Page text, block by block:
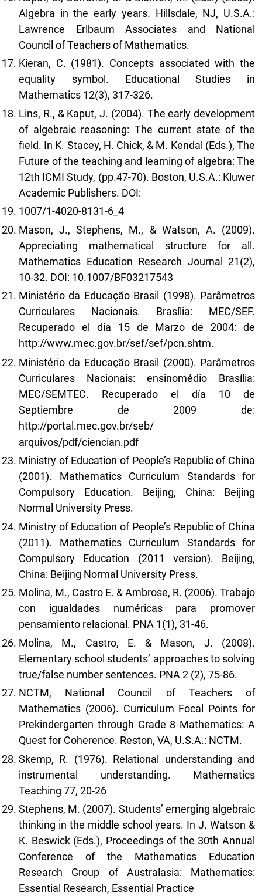
Algebra in the early years. Hillsdale, NJ, U.S.A.:
Lawrence Erlbaum Associates and National
Council of Teachers of Mathematics.
Kieran, C. (1981). Concepts associated with the
equality symbol. Educational Studies in
Mathematics 12(3), 317-326.
Lins, R., & Kaput, J. (2004). The early development
of algebraic reasoning: The current state of the
field. In K. Stacey, H. Chick, & M. Kendal (Eds.), The
Future of the teaching and learning of algebra: The
12th ICMI Study, (pp.47-70). Boston, U.S.A.: Kluwer
Academic Publishers. DOI:
1007/1-4020-8131-6_4
Mason, J., Stephens, M., & Watson, A. (2009).
Appreciating mathematical structure for all.
Mathematics Education Research Journal 21(2),
10-32. DOI: 10.1007/BF03217543
Ministério da Educação Brasil (1998). Parâmetros
Curriculares Nacionais. Brasília: MEC/SEF.
Recuperado el día 15 de Marzo de 2004: de
http://www.mec.gov.br/sef/sef/pcn.shtm.
Ministério da Educação Brasil (2000). Parâmetros
Curriculares Nacionais: ensinomédio Brasília:
MEC/SEMTEC. Recuperado el día 10 de
Septiembre de 2009 de:
http://portal.mec.gov.br/seb/
arquivos/pdf/ciencian.pdf
Ministry of Education of People’s Republic of China
(2001). Mathematics Curriculum Standards for
Compulsory Education. Beijing, China: Beijing
Normal University Press.
Ministry of Education of People’s Republic of China
(2011). Mathematics Curriculum Standards for
Compulsory Education (2011 version). Beijing,
China: Beijing Normal University Press.
Molina, M., Castro E. & Ambrose, R. (2006). Trabajo
con igualdades numéricas para promover
pensamiento relacional. PNA 1(1), 31-46.
Molina, M., Castro, E. & Mason, J. (2008).
Elementary school students’ approaches to solving
true/false number sentences. PNA 2 (2), 75-86.
NCTM, National Council of Teachers of
Mathematics (2006). Curriculum Focal Points for
Prekindergarten through Grade 8 Mathematics: A
Quest for Coherence. Reston, VA, U.S.A.: NCTM.
Skemp, R. (1976). Relational understanding and
instrumental understanding. Mathematics
Teaching 77, 20-26
Stephens, M. (2007). Students’ emerging algebraic
thinking in the middle school years. In J. Watson &
K. Beswick (Eds.), Proceedings of the 30th Annual
Conference of the Mathematics Education
Research Group of Australasia: Mathematics:
Essential Research, Essential Practice